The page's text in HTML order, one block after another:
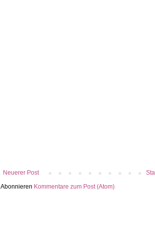
Neuerer Post
Abonnieren Kommentare zum Post (Atom)